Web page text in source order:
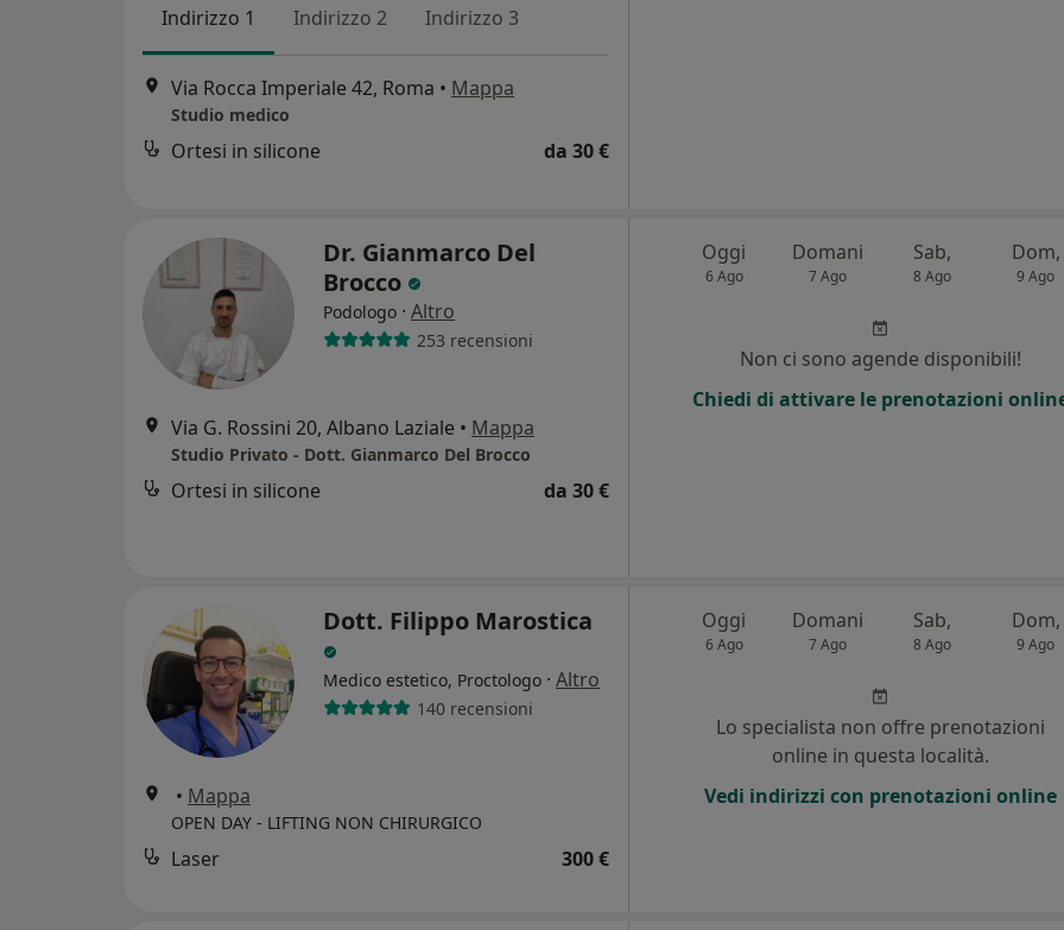
Indirizzo 1 Indirizzo 2 Indirizzo 3
Via Rocca Imperiale 42, Roma • Mappa
Studio medico
Ortesi in silicone da 30 €
Dr. Gianmarco Del
Brocco
Podologo · Altro
253 recensioni
Via G. Rossini 20, Albano Laziale • Mappa
Studio Privato - Dott. Gianmarco Del Brocco
Ortesi in silicone da 30 €
Oggi
6 Ago
Domani
7 Ago
Sab,
8 Ago
Dom,
9 Ago
Non ci sono agende disponibili!
Chiedi di attivare le prenotazioni
Dott. Filippo Marostica
Medico estetico, Proctologo · Altro
140 recensioni
• Mappa
OPEN DAY - LIFTING NON CHIRURGICO
Laser 300 €
Oggi
6 Ago
Domani
7 Ago
Sab,
8 Ago
Dom,
9 Ago
Lo specialista non offre prenotazioni
online in questa località.
Vedi indirizzi con prenotazioni online